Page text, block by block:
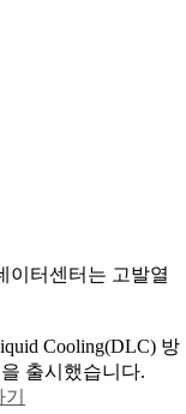
이터센터는 고발열
Cooling(DLC) 방
출시했습니다.